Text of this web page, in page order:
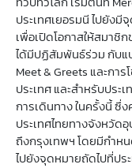
ประเทศเยอรมนี ไปยัง
เพื่อเปิดโอกาสให้สมาชิ
ได้มีปฏิสัมพันธ์ร่วม กับแ
Meet & Greets และกา
ประเทศ และสำหรับประ
การเดินทาง ในครั้งนี้ ซึ่
ประเทศไทยทางจังหวัด
ถึงกรุงเทพฯ โดยมีกำห
ไปยังจุดหมายถัดไปที่ประ